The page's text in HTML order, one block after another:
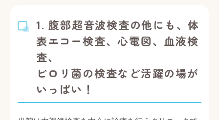
1. 腹部超音波検査の他にも、体
表エコー検査、心電図、血液検
査、
ピロリ菌の検査など活躍の場が
いっぱい！